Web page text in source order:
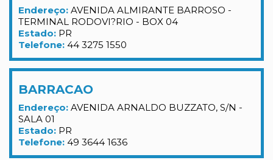
Endereço: AVENIDA ALMIRANTE BARROSO -
TERMINAL RODOVI?RIO - BOX 04
Estado: PR
Telefone: 44 3275 1550
BARRACAO
Endereço: AVENIDA ARNALDO BUZZATO, S/N -
SALA 01
Estado: PR
Telefone: 49 3644 1636